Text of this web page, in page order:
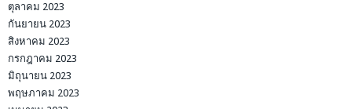
ตุลาคม 2023
กันยายน 2023
สิงหาคม 2023
กรกฎาคม 2023
มิถุนายน 2023
พฤษภาคม 2023